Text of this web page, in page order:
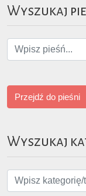
Wyszukaj
Przejdź do pieśni
Wyszukaj